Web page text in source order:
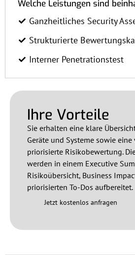
Welche Leistungen sind
Ganzheitliches Security
Strukturierte
Interner Penetrationstest
Ihre Vorteile
Sie erhalten eine klare
Geräte und Systeme sowie
priorisierte Risikobewertung.
werden in einem Executive
Risikoübersicht, Business
priorisierten To-Dos aufbereitet.
Jetzt kostenlos anfragen